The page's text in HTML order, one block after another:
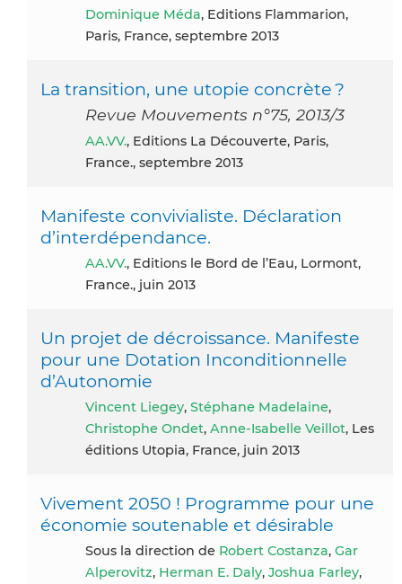
Dominique Méda, Editions Flammarion,
Paris, France, septembre 2013
La transition, une utopie concrète ?
Revue Mouvements n°75, 2013/3
AA.VV., Editions La Découverte, Paris,
France., septembre 2013
Manifeste convivialiste. Déclaration
d’interdépendance.
AA.VV., Editions le Bord de l’Eau, Lormont,
France., juin 2013
Un projet de décroissance. Manifeste
pour une Dotation Inconditionnelle
d’Autonomie
Vincent Liegey, Stéphane Madelaine,
Christophe Ondet, Anne-Isabelle Veillot, Les
éditions Utopia, France, juin 2013
Vivement 2050 ! Programme pour une
économie soutenable et désirable
Sous la direction de Robert Costanza, Gar
Alperovitz, Herman E. Daly, Joshua Farley,